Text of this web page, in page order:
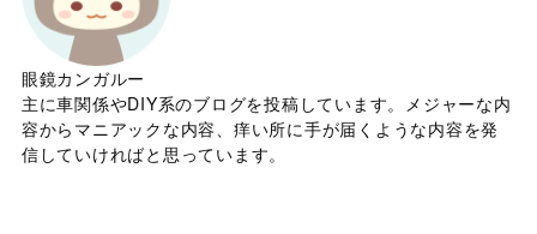
眼鏡カンガルー
主に車関係やDIY系のブログを投稿しています。メジャーな内
容からマニアックな内容、痒い所に手が届くような内容を発
信していければと思っています。